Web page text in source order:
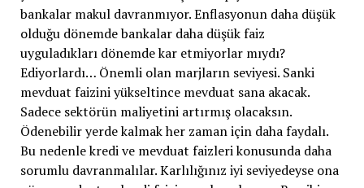
bankalar makul davranmıyor. Enflasyonun daha düşük
olduğu dönemde bankalar daha düşük faiz
uyguladıkları dönemde kar etmiyorlar mıydı?
Ediyorlardı… Önemli olan marjların seviyesi. Sanki
mevduat faizini yükseltince mevduat sana akacak.
Sadece sektörün maliyetini artırmış olacaksın.
Ödenebilir yerde kalmak her zaman için daha faydalı.
Bu nedenle kredi ve mevduat faizleri konusunda daha
sorumlu davranmalılar. Karlılığınız iyi seviyedeyse ona